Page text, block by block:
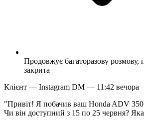
Продовжує багаторазову розмову,
закрита
Клієнт — Instagram DM — 11:42 вечора
"Привіт! Я побачив ваш Honda ADV 350
Чи він доступний з 15 по 25 червня?